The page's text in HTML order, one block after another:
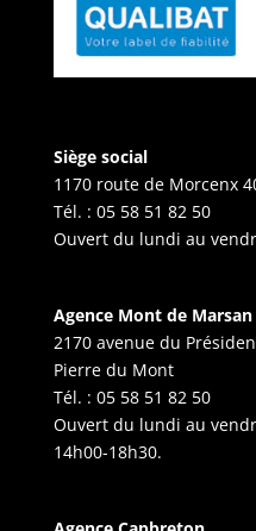
Siège social
1170 route de Morcenx
Tél. : 05 58 51 82 50
Ouvert du lundi au
Agence Mont de Marsan
2170 avenue du
Pierre du Mont
Tél. : 05 58 51 82 50
Ouvert du lundi au
14h00-18h30.